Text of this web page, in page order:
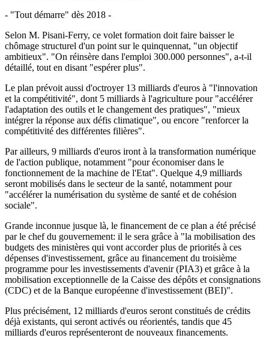
- "Tout démarre" dès 2018 -
Selon M. Pisani-Ferry, ce volet formation doit faire baisser le
chômage structurel d'un point sur le quinquennat, "un objectif
ambitieux". "On réinsère dans l'emploi 300.000 personnes", a-t-il
détaillé, tout en disant "espérer plus".
Le plan prévoit aussi d'octroyer 13 milliards d'euros à "l'innovation
et la compétitivité", dont 5 milliards à l'agriculture pour "accélérer
l'adaptation des outils et le changement des pratiques", "mieux
intégrer la réponse aux défis climatique", ou encore "renforcer la
compétitivité des différentes filières".
Par ailleurs, 9 milliards d'euros iront à la transformation numérique
de l'action publique, notamment "pour économiser dans le
fonctionnement de la machine de l'Etat". Quelque 4,9 milliards
seront mobilisés dans le secteur de la santé, notamment pour
"accélérer la numérisation du système de santé et de cohésion
sociale".
Grande inconnue jusque là, le financement de ce plan a été précisé
par le chef du gouvernement: il le sera grâce à "la mobilisation des
budgets des ministères qui vont accorder plus de priorités à ces
dépenses d'investissement, grâce au financement du troisième
programme pour les investissements d'avenir (PIA3) et grâce à la
mobilisation exceptionnelle de la Caisse des dépôts et consignations
(CDC) et de la Banque européenne d'investissement (BEI)".
Plus précisément, 12 milliards d'euros seront constitués de crédits
déjà existants, qui seront activés ou réorientés, tandis que 45
milliards d'euros représenteront de nouveaux financements.